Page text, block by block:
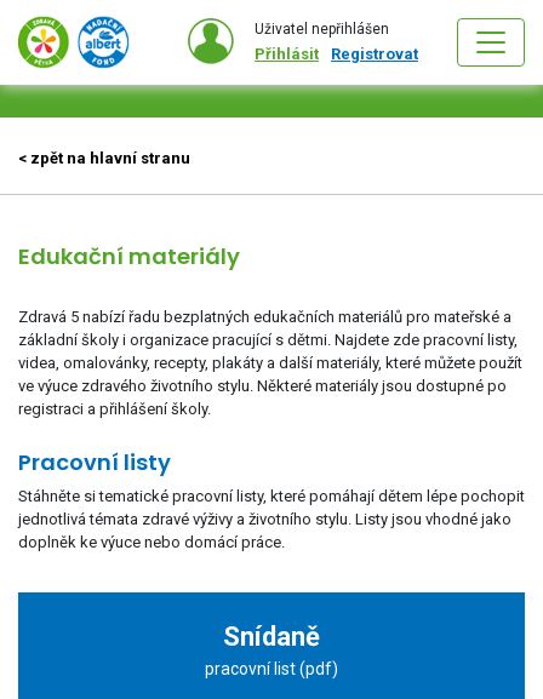
Uživatel nepřihlášen
Přihlásit Registrovat
< zpět na hlavní stranu
Edukační materiály
Zdravá 5 nabízí řadu bezplatných edukačních materiálů pro mateřské a
základní školy i organizace pracující s dětmi. Najdete zde pracovní listy,
videa, omalovánky, recepty, plakáty a další materiály, které můžete použít
ve výuce zdravého životního stylu. Některé materiály jsou dostupné po
registraci a přihlášení školy.
Pracovní listy
Stáhněte si tematické pracovní listy, které pomáhají dětem lépe pochopit
jednotlivá témata zdravé výživy a životního stylu. Listy jsou vhodné jako
doplněk ke výuce nebo domácí práce.
Snídaně
pracovní list (pdf)